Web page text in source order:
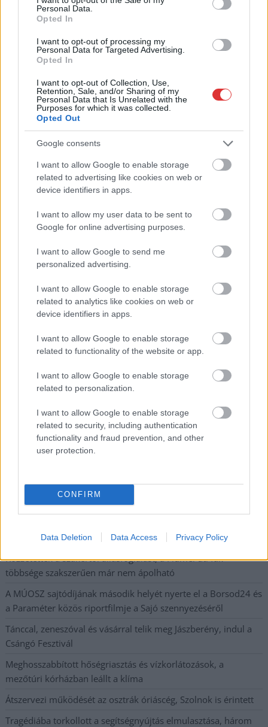
Personal Data.
Opted In
I want to opt-out of processing my
Personal Data for Targeted Advertising.
Opted In
I want to opt-out of Collection, Use,
Retention, Sale, and/or Sharing of my
Personal Data that Is Unrelated with the
Purposes for which it was collected.
Opted Out
Google consents
I want to allow Google to enable storage
related to advertising like cookies on web or
device identifiers in apps.
I want to allow my user data to be sent to
Google for online advertising purposes.
I want to allow Google to send me
personalized advertising.
I want to allow Google to enable storage
related to analytics like cookies on web or
device identifiers in apps.
I want to allow Google to enable storage
related to functionality of the website or app.
I want to allow Google to enable storage
related to personalization.
I want to allow Google to enable storage
related to security, including authentication
functionality and fraud prevention, and other
user protection.
CONFIRM
Data Deletion Data Access Privacy Policy
a közoktatásban – például az iskolaigazgatók visszakapják
Sok volt az igazolatlan hiányzás, Pócs János fizetéslevonást
kapott, más fideszesek még kevesebbet vittek haza
A Szolnok megyei gazdák nagyon nem akarták a JÉGER
további üzemeltetését
Csendélet 5.0: alig balesetveszélyes lépcső és remek
állapotban levő buszmegálló mutatja, hogy Szolnok mennyire
élhető város
Pénteken újra csökken a benzin és a gázolaj ára is
Napokon belül megválasztja az új köztársasági elnököt az
Kiterjedt tüzek pusztítanak az országban, köztük Karcagon
Harmadfokú hőségriasztás az országban: Szolnokon klímát
javítottak, helikoptereket is bevetettek a tüzeknél
A zárkában rosszul lett, elájult – ilyen körülményekről
számoltak be a szolnoki börtönből
Váratlan fennakadás borította fel a Szolnok–Kecskemét
A polgármester a szolnoki cégekhez fordult: több száz
Csődbe ment a tószegi Accell Hunland, a hazai
Egyszer fent, egyszer lent, így festett a Duna a két évvel
ezelőtti árvíz idején és így most – fotógyűjtemény
ugyanazokból a szögekből
miatt ingyenes a strandolás Szolnokon
Nem biztató: a hétvégi kisebb felfrissülés után jövő héten
Közzétették a szakértői állásfoglalást, a Fiumei úti fák
többsége szakszerűen már nem ápolható
A MÚOSZ sajtódíjának második helyét nyerte el a Borsod24 és
a Paraméter közös riportfilmje a Sajó szennyezéséről
Tánccal, zeneszóval és vásárral telik meg Jászberény, indul a
Csángó Fesztivál
Meghosszabbított hőségriasztás és vízkorlátozások, a
mezőtúri kórházban leállt a klíma
Átszervezi működését az osztrák óriáscég, Szolnok is érintett
Tragédiába torkollott a segítségnyújtás elmulasztása, három